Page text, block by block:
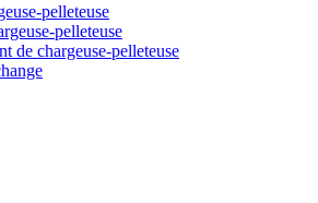
pelleteuse
pelleteuse
de chargeuse-pelleteuse